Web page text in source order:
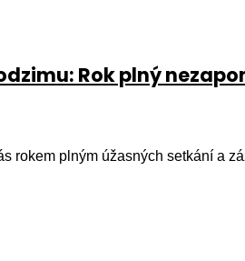
Rok plný
rokem plným úžasných setkání a